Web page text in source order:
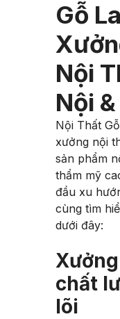
Gỗ
Nội
Nội
Nội Thất
xưởng nội
sản phẩm
thẩm mỹ
đầu xu
cùng tìm
dưới đây:
chất
lõi